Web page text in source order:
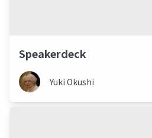
Speakerdeck
Yuki Okushi